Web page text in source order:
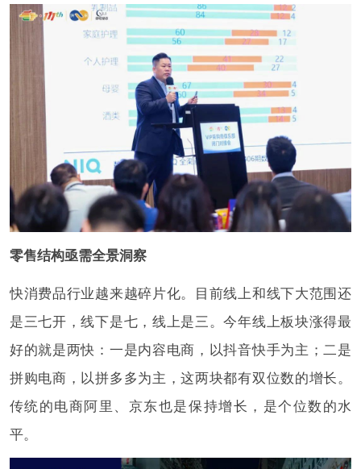
零售结构亟需全景洞察
快消费品行业越来越碎片化。目前线上和线下大范围还
是三七开，线下是七，线上是三。今年线上板块涨得最
好的就是两快：一是内容电商，以抖音快手为主；二是
拼购电商，以拼多多为主，这两块都有双位数的增长。
传统的电商阿里、京东也是保持增长，是个位数的水
平。